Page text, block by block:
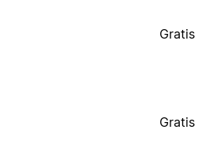
Gratis
Gratis